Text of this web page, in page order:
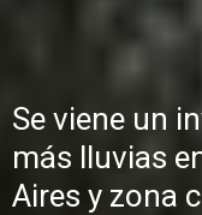
Se viene un
más lluvias
Aires y zona